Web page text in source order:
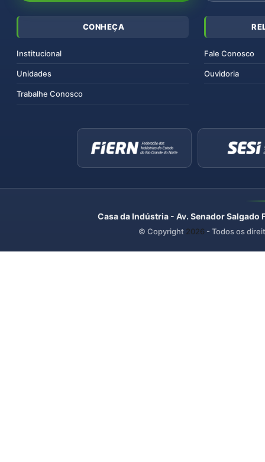
CONHEÇA
Institucional
Unidades
Trabalhe Conosco
Fale Conosco
Ouvidoria
Casa da Indústria - Av. Senador
© Copyright 2026 - Todos os